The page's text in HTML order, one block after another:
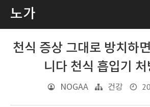
노가
천식 증상 그대로 방치하
니다 천식 흡입기 처
NOGAA 건강